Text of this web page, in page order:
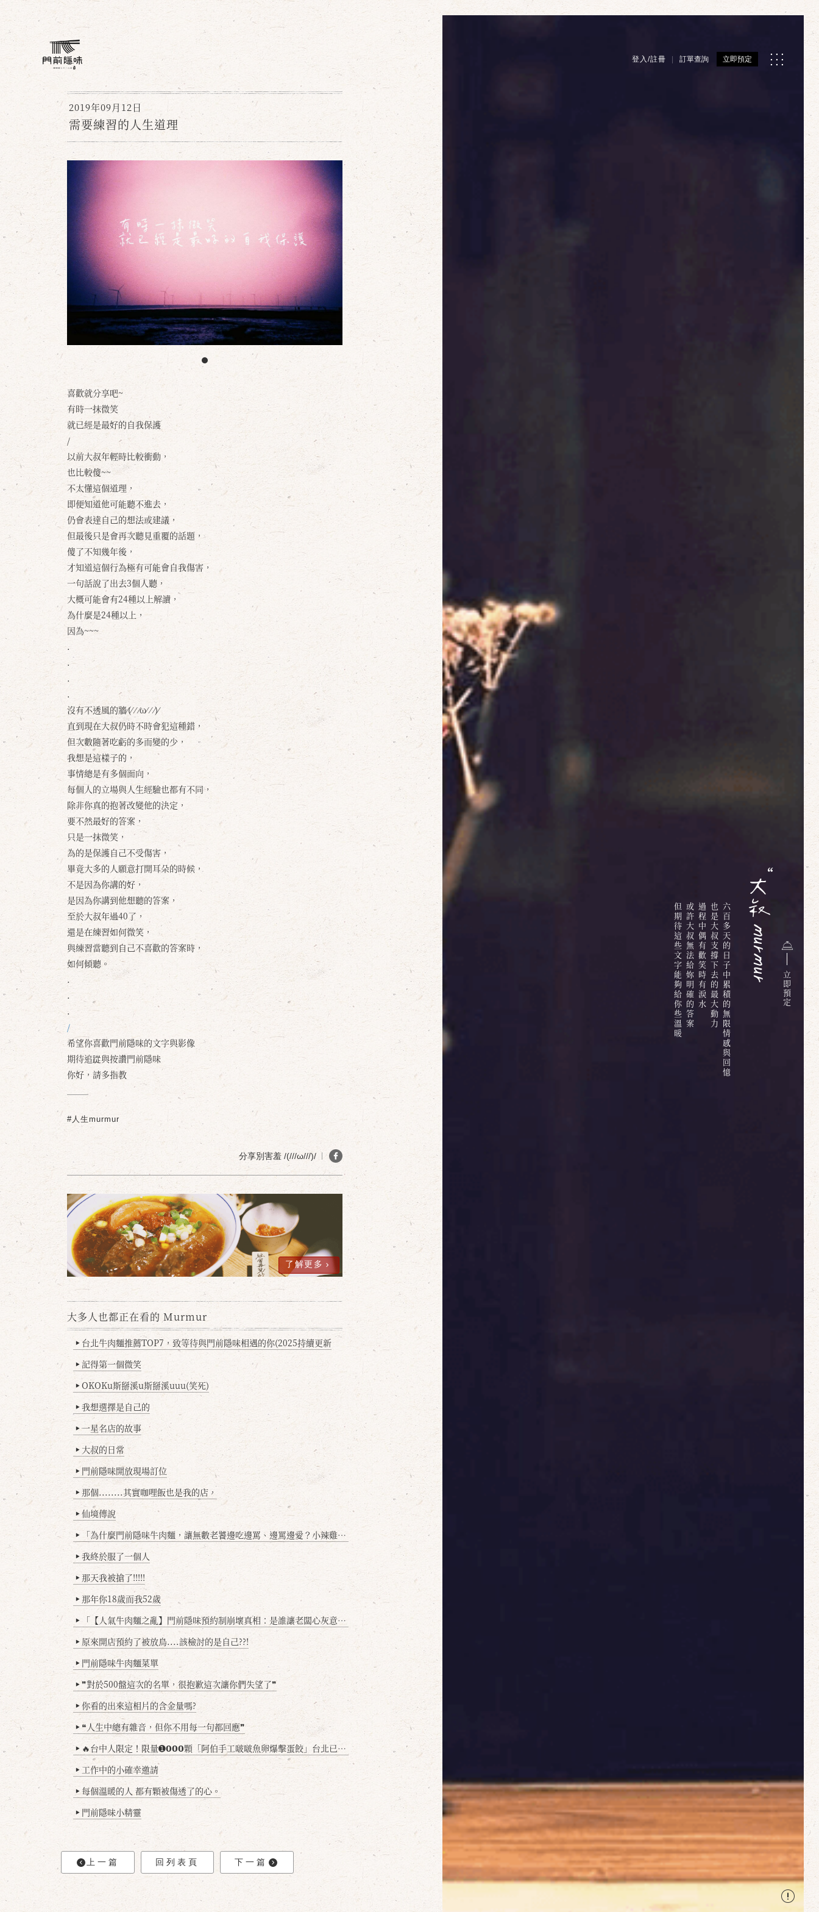
登入/註冊 訂單查詢 立即預定
六百多天的日子中累積的無限情感與回憶
也是大叔支撐下去的最大動力
過程中偶有歡笑時有淚水
或許大叔無法給妳明確的答案
但期待這些文字能夠給你些溫暖
2019年09月12日
需要練習的人生道理
喜歡就分享吧~
有時一抹微笑
就已經是最好的自我保護
/
以前大叔年輕時比較衝動，
也比較傻~~
不太懂這個道理，
即便知道他可能聽不進去，
仍會表達自己的想法或建議，
但最後只是會再次聽見重覆的話題，
傻了不知幾年後，
才知道這個行為極有可能會自我傷害，
一句話說了出去3個人聽，
大概可能會有24種以上解讀，
為什麼是24種以上，
因為~~~
.
.
.
.
沒有不透風的牆⁄(⁄ ⁄ ⁄ω⁄ ⁄ ⁄)⁄
直到現在大叔仍時不時會犯這種錯，
但次數隨著吃虧的多而變的少，
我想是這樣子的，
事情總是有多個面向，
每個人的立場與人生經驗也都有不同，
除非你真的抱著改變他的決定，
要不然最好的答案，
只是一抹微笑，
為的是保護自己不受傷害，
畢竟大多的人願意打開耳朵的時候，
不是因為你講的好，
是因為你講到他想聽的答案，
至於大叔年過40了，
還是在練習如何微笑，
與練習當聽到自己不喜歡的答案時，
如何傾聽。
.
.
.
/
希望你喜歡門前隱味的文字與影像
期待追踨與按讚門前隱味
你好，請多指教
#人生murmur
分享別害羞 /(///ω///)/
了解更多
大多人也都正在看的 Murmur
▶ 台北牛肉麵推薦TOP7，致等待與門前隱味相遇的你(2025持續更新
▶ 記得第一個微笑
▶ OKOKu斯掰溪u斯掰溪uuu(笑死)
▶ 我想選擇是自己的
▶ 一星名店的故事
▶ 大叔的日常
▶ 門前隱味開放現場訂位
▶ 那個........其實咖哩飯也是我的店，
▶ 仙境傳說
▶ 「為什麼門前隱味牛肉麵，讓無數老饕邊吃邊罵、邊罵邊愛？小辣雞揭密！」
▶ 我終於服了一個人
▶ 那天我被搶了!!!!!
▶ 那年你18歲而我52歲
▶ 「【人氣牛肉麵之亂】門前隱味預約制崩壞真相：是誰讓老闆心灰意冷？」
▶ 原來開店預約了被放鳥....該檢討的是自己??!
▶ 門前隱味牛肉麵菜單
▶ ❞對於500盤這次的名單，很抱歉這次讓你們失望了❞
▶ 你看的出來這相片的含金量嗎?
▶ ❝人生中總有雜音，但你不用每一句都回應❞
▶ 🔥台中人限定！限量➊𝟬𝟬𝟬顆「阿伯手工啵啵魚卵爆擊蛋餃」台北已被搶爆2萬顆，最後名額門前隱味只留給你！🥟💥
▶ 工作中的小確幸邀請
▶ 每個溫暖的人 都有顆被傷透了的心。
▶ 門前隱味小精靈
回列表頁
上一篇 下一篇
立
即
預
定